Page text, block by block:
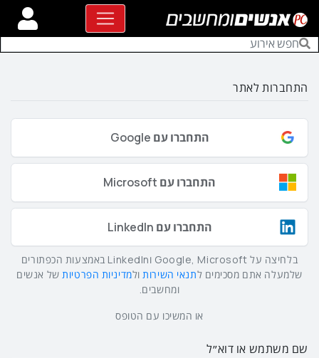
התחברות לאתר
התחברו עם Google
התחברו עם Microsoft
התחברו עם LinkedIn
בלחיצה על Google, Microsoft וLinkedIn באמצעות הכפתורים
שלמעלה אתם מסכימים לתנאי השירותולמדיניות הפרטיותשל אנשים
ומחשבים.
או המשיכו עם הטופס
שם משתמש או דוא״ל